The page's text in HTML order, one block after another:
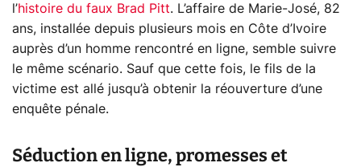
l’histoire du faux Brad Pitt. L’affaire de Marie-José, 82
ans, installée depuis plusieurs mois en Côte d’Ivoire
auprès d’un homme rencontré en ligne, semble suivre
le même scénario. Sauf que cette fois, le fils de la
victime est allé jusqu’à obtenir la réouverture d’une
enquête pénale.
Séduction en ligne, promesses et